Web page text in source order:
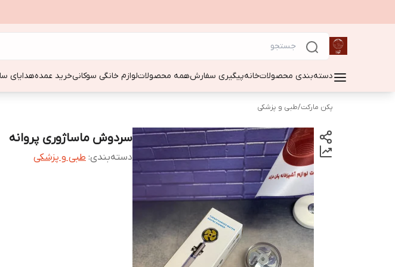
دسته‌بندی محصولاتخانهپیگیری سفارشهمه محصولاتلوازم خانگی سوکانیخرید عمدههدایای
پکن مارکت/طبی و پزشکی
سردوش ماساژوری پروانه
دسته‌بندی: طبی و پزشکی